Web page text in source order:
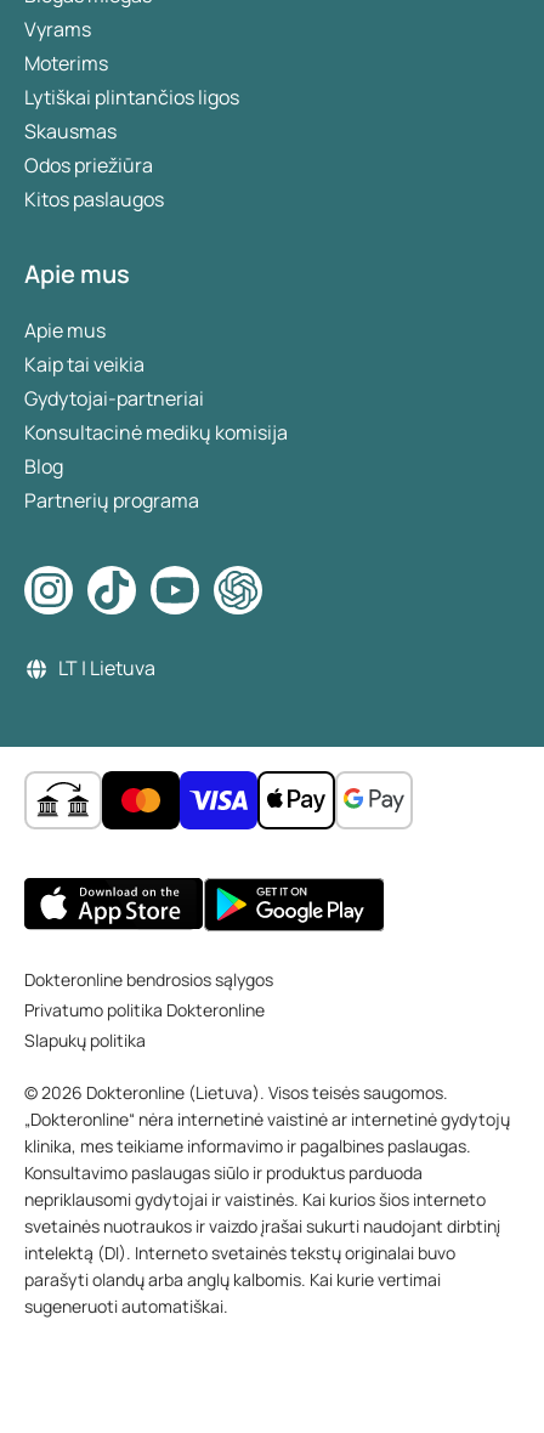
Vyrams
Moterims
Lytiškai plintančios ligos
Skausmas
Odos priežiūra
Kitos paslaugos
Apie mus
Apie mus
Kaip tai veikia
Gydytojai-partneriai
Konsultacinė medikų komisija
Blog
Partnerių programa
LT | Lietuva
Dokteronline bendrosios sąlygos
Privatumo politika Dokteronline
Slapukų politika
© 2026 Dokteronline (Lietuva). Visos teisės saugomos.
„Dokteronline“ nėra internetinė vaistinė ar internetinė gydytojų
klinika, mes teikiame informavimo ir pagalbines paslaugas.
Konsultavimo paslaugas siūlo ir produktus parduoda
nepriklausomi gydytojai ir vaistinės. Kai kurios šios interneto
svetainės nuotraukos ir vaizdo įrašai sukurti naudojant dirbtinį
intelektą (DI). Interneto svetainės tekstų originalai buvo
parašyti olandų arba anglų kalbomis. Kai kurie vertimai
sugeneruoti automatiškai.